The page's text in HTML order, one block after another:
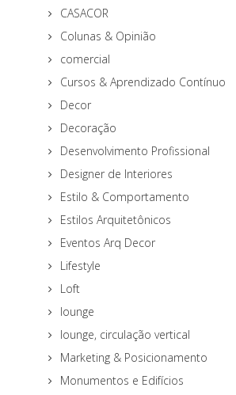
CASACOR
Colunas & Opinião
comercial
Cursos & Aprendizado Contínuo
Decor
Decoração
Desenvolvimento Profissional
Designer de Interiores
Estilo & Comportamento
Estilos Arquitetônicos
Eventos Arq Decor
Lifestyle
Loft
lounge
lounge, circulação vertical
Marketing & Posicionamento
Monumentos e Edifícios